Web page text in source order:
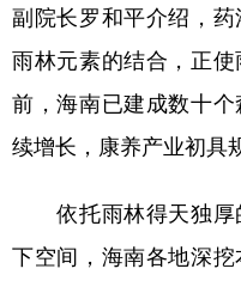
副院长罗和平介绍，
雨林元素的结合，正
前，海南已建成数十
续增长，康养产业初具
依托雨林得天独厚
下空间，海南各地深